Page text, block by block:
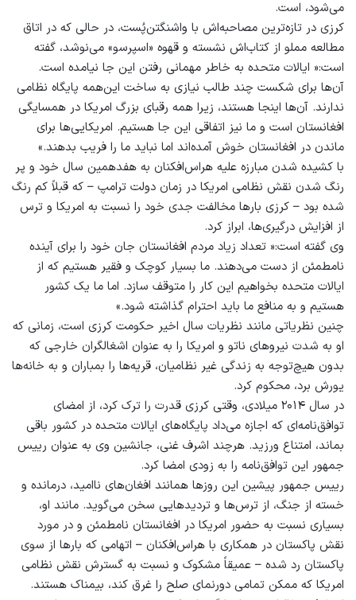
می‌شود، است.
کرزی در تازه‌ترین مصاحبه‌اش با واشنگتن‌پُست، در حالی ‌که در اتاق
مطالعه‌ مملو از کتاب‌اش نشسته و قهوه «اسپرسو» می‌نوشد، گفته
است:« ایالات متحده به خاطر مهمانی ‌رفتن این‌ جا نیامده است.
آن‌ها برای شکست چند طالب نیازی به ساخت این‌همه پایگاه نظامی
ندارند. آن‌ها اینجا هستند، زیرا همه رقبای بزرگ امریکا در همسایگی
افغانستان است و ما نیز اتفاقی این‌ جا هستیم. امریکایی‌ها برای
ماندن در افغانستان خوش آمده‌‌اند اما نباید ما را فریب بدهند.»
با کشیده شدن مبارزه علیه هراس‌افکنان به هفدهمین سال خود و پر
رنگ شدن نقش نظامی امریکا در زمان دولت ترامپ – که قبلاً کم رنگ
شده بود – کرزی بارها مخالفت جدی خود را نسبت به امریکا و ترس
از افزایش درگیری‌ها، ابراز کرد.
وی گفته است:« تعداد زیاد مردم افغانستان جان خود را برای آینده
نامطمئن از دست می‌دهند. ما بسیار کوچک و فقیر هستیم که از
ایالات متحده بخواهیم این کار را متوقف سازد. اما ما یک کشور
هستیم و به منافع ما باید احترام گذاشته شود.»
چنین نظریاتی مانند نظریات سال اخیر حکومت کرزی است، زمانی که
او به شدت نیروهای ناتو و امریکا را به عنوان اشغالگران خارجی که
بدون هیچ‌توجه به زندگی غیر نظامیان، قریه‌ها را بمباران و به خانه‌ها
یورش برد، محکوم کرد.
در سال ۲۰۱۴ میلادی، وقتی کرزی قدرت را ترک کرد، از امضای
توافق‌نامه‌ای که اجازه می‌داد پایگاه‌های ایالات متحده در کشور باقی
بماند، امتناع ورزید. هرچند اشرف غنی، جانشین وی به عنوان رییس
جمهور این توافق‌نامه را به زودی امضا کرد.
رییس جمهور پیشین این روزها همانند افغان‌های ناامید، درمانده و
خسته از جنگ، از ترس‌ها و تردید‌هایی سخن می‌گوید. مانند او،
بسیاری نسبت به حضور امریکا در افغانستان نامطمئن و در مورد
نقش پاکستان در همکاری با هراس‌افکنان – اتهامی که بارها از سوی
پاکستان رد شده – عمیقاً مشکوک و نسبت به گسترش نقش نظامی
امریکا که ممکن تمامی دورنمای صلح را غرق کند، بیمناک هستند.